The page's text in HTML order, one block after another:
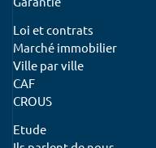
Loi et contrats
Marché immobilier
Ville par ville
CAF
CROUS
Etude